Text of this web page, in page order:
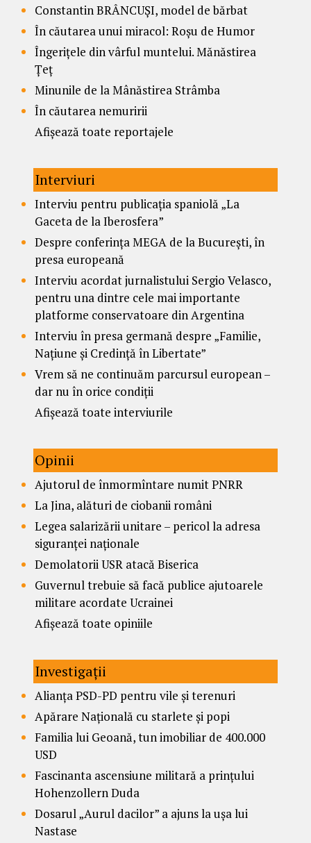
Constantin BRÂNCUȘI, model de bărbat
În căutarea unui miracol: Roșu de Humor
Îngerițele din vârful muntelui. Mănăstirea
Țeț
Minunile de la Mânăstirea Strâmba
În căutarea nemuririi
Afișează toate reportajele
Interviuri
Interviu pentru publicația spaniolă „La
Gaceta de la Iberosfera”
Despre conferința MEGA de la București, în
presa europeană
Interviu acordat jurnalistului Sergio Velasco,
pentru una dintre cele mai importante
platforme conservatoare din Argentina
Interviu în presa germană despre „Familie,
Națiune și Credință în Libertate”
Vrem să ne continuăm parcursul european –
dar nu în orice condiții
Afișează toate interviurile
Opinii
Ajutorul de înmormîntare numit PNRR
La Jina, alături de ciobanii români
Legea salarizării unitare – pericol la adresa
siguranței naționale
Demolatorii USR atacă Biserica
Guvernul trebuie să facă publice ajutoarele
militare acordate Ucrainei
Afișează toate opiniile
Investigații
Alianța PSD-PD pentru vile și terenuri
Apărare Națională cu starlete și popi
Familia lui Geoană, tun imobiliar de 400.000
USD
Fascinanta ascensiune militară a prințului
Hohenzollern Duda
Dosarul „Aurul dacilor” a ajuns la ușa lui
Nastase